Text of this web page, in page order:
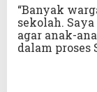
“Banyak
sekolah.
agar anak-
dalam proses